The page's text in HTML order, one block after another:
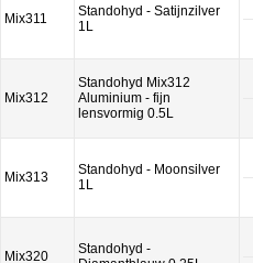
Mix311
Standohyd - Satijnzilver
1L
Mix312
Standohyd Mix312
Aluminium - fijn
lensvormig 0.5L
Mix313
Standohyd - Moonsilver
1L
Mix320
Standohyd -